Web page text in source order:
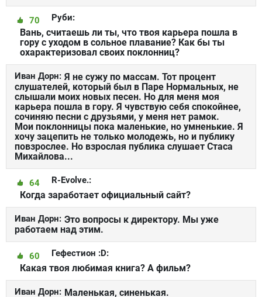
Руби:
70
Вань, считаешь ли ты, что твоя карьера пошла в
гору с уходом в сольное плавание? Как бы ты
охарактеризовал своих поклонниц?
Иван Дорн: Я не сужу по массам. Тот процент
слушателей, который был в Паре Нормальных, не
слышали моих новых песен. Но для меня моя
карьера пошла в гору. Я чувствую себя спокойнее,
сочиняю песни с друзьями, у меня нет рамок.
Мои поклонницы пока маленькие, но умненькие. Я
хочу зацепить не только молодежь, но и публику
повзрослее. Но взрослая публика слушает Стаса
Михайлова...
R-Evolve.:
64
Когда заработает официальный сайт?
Иван Дорн: Это вопросы к директору. Мы уже
работаем над этим.
Гефестион :D:
60
Какая твоя любимая книга? А фильм?
Иван Дорн: Маленькая, синенькая.